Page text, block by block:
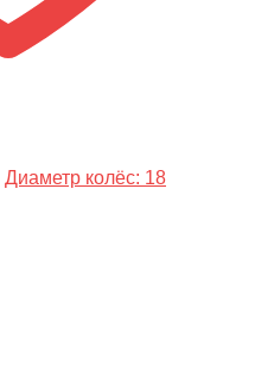
Диаметр колёс: 18